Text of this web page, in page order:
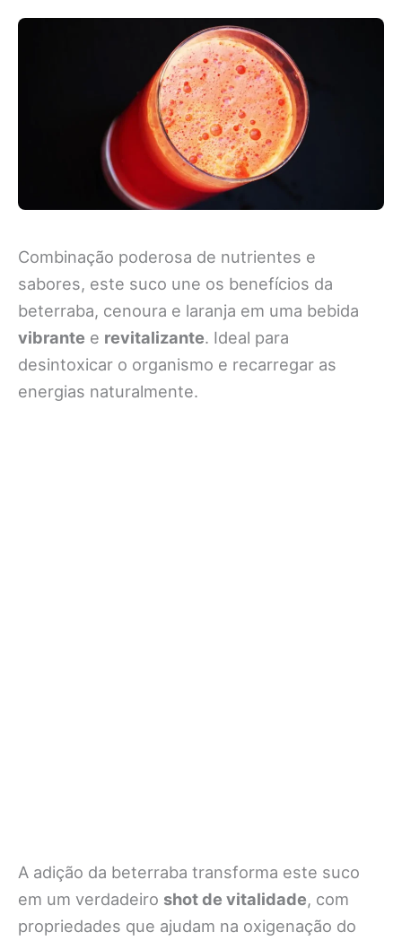
Combinação poderosa de nutrientes e
sabores, este suco une os benefícios da
beterraba, cenoura e laranja em uma bebida
vibrante e revitalizante. Ideal para
desintoxicar o organismo e recarregar as
energias naturalmente.
A adição da beterraba transforma este suco
em um verdadeiro shot de vitalidade, com
propriedades que ajudam na oxigenação do